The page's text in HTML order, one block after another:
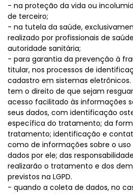
- na proteção da vida ou
de terceiro;
- na tutela da saúde,
realizado por profissionais de
autoridade sanitária;
- para garantia da prevenção à
titular, nos processos de
cadastro em sistemas eletrônicos.
tem o direito de que sejam
acesso facilitado às informações
seus dados, com identificação
específica do tratamento; da
tratamento; identificação e
como de informações sobre o
dados por ele; das
realizarão o tratamento e dos
previstos na LGPD.
- quando a coleta de dados, no